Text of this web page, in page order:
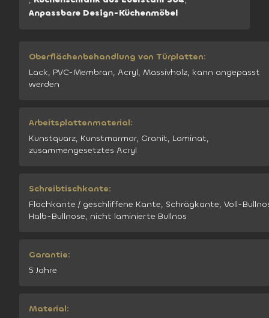
Anpassbare Design-Küchenmöbel
Oberflächenbehandlung von Türplatten:
Lack, PVC-Membran, Acryl, Massivholz, kann angepasst
werden
Arbeitsplattenmaterial:
Kunstquarz, Kunstmarmor, Granit, Laminat,
zusammengesetztes Acryl
Schreibtischkante:
Flachkante / geschliffene Kante, Schrägkante, Voll-
Halb-Bullnose, nicht laminierte Bullnos
Garantie:
5 Jahre
Material: